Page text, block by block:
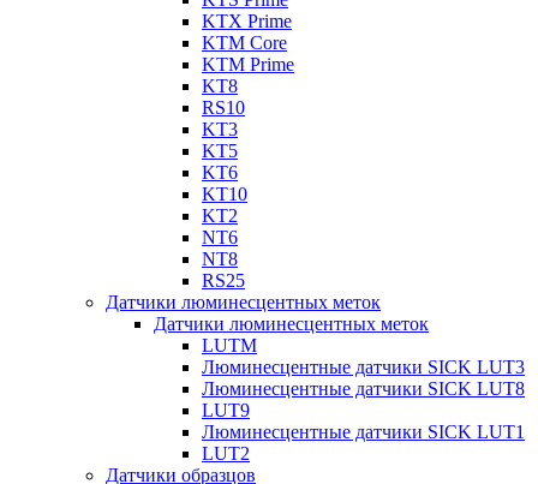
KTX Prime
KTM Core
KTM Prime
KT8
RS10
KT3
KT5
KT6
KT10
KT2
NT6
NT8
RS25
Датчики люминесцентных меток
Датчики люминесцентных меток
LUTM
Люминесцентные датчики SICK LUT3
Люминесцентные датчики SICK LUT8
LUT9
Люминесцентные датчики SICK LUT1
LUT2
Датчики образцов